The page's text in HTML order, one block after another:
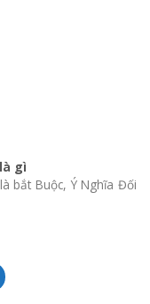
gì
bắt Buộc, Ý Nghĩa Đối